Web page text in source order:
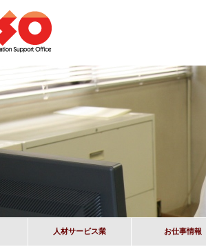
人材サービス業 お仕事情報